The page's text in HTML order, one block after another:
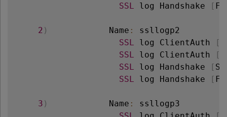
SSL
log Handshake [
2 )
            Name
:
ssllogp2
SSL
log ClientAuth [
SSL
log ClientAuth [
SSL
log Handshake [
SSL
log Handshake [
3 )
            Name
:
ssllogp3